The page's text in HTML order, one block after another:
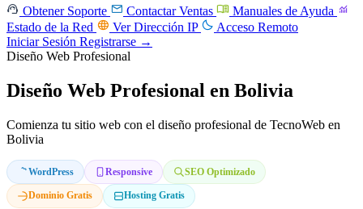
 Obtener Soporte  Contactar Ventas  Manuales de Ayuda 
Estado de la Red  Ver Dirección IP  Acceso Remoto
Iniciar Sesión Registrarse →
Diseño Web Profesional
Diseño Web Profesional en Bolivia
Comienza tu sitio web con el diseño profesional de TecnoWeb en
Bolivia
WordPress Responsive SEO Optimizado
Dominio Gratis Hosting Gratis